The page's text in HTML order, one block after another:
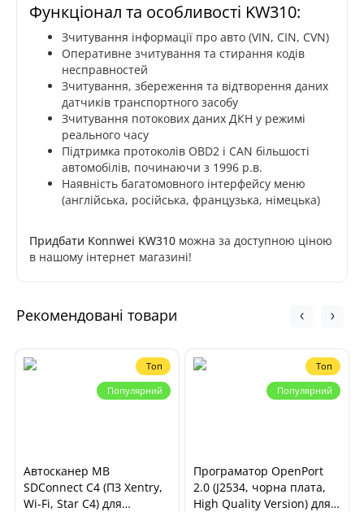
Функціонал та особливості KW310:
Зчитування інформації про авто (VIN, CIN, CVN)
Оперативне зчитування та стирання кодів
несправностей
Зчитування, збереження та відтворення даних
датчиків транспортного засобу
Зчитування потокових даних ДКН у режимі
реального часу
Підтримка протоколів OBD2 і CAN більшості
автомобілів, починаючи з 1996 р.в.
Наявність багатомовного інтерфейсу меню
(англійська, російська, французька, німецька)
Придбати Konnwei KW310 можна за доступною ціною
в нашому інтернет магазині!
Рекомендовані товари
Топ
Популярний
Автосканер MB
SDConnect C4 (ПЗ Xentry,
Wi-Fi, Star C4) для
Топ
Популярний
Програматор OpenPort
2.0 (J2534, чорна плата,
High Quality Version) для